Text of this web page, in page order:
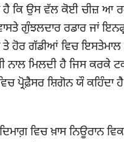
ਹੈ ਕਿ ਉਸ ਵੱਲ ਕੋਈ ਚੀਜ਼ ਆ
ਗੁੰਝਲਦਾਰ ਰਡਾਰ ਜਾਂ
ਤੇ ਹੋਰ ਗੱਡੀਆਂ ਵਿਚ
ਨਾਲ ਮਿਲਦੀ ਹੈ ਜਿਸ ਕਰਕੇ
ਪ੍ਰੋਫ਼ੈਸਰ ਸ਼ਿਗੋਨ ਯੌ ਕਹਿੰਦਾ
ਵਿਚ ਖ਼ਾਸ ਨਿਊਰਾਨ